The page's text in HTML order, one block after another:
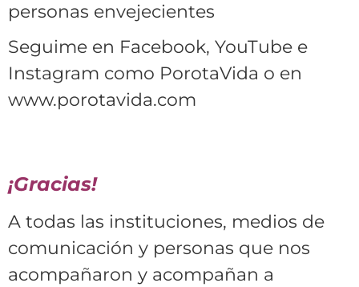
personas envejecientes
Seguime en Facebook, YouTube e
Instagram como PorotaVida o en
www.porotavida.com
¡Gracias!
A todas las instituciones, medios de
comunicación y personas que nos
acompañaron y acompañan a